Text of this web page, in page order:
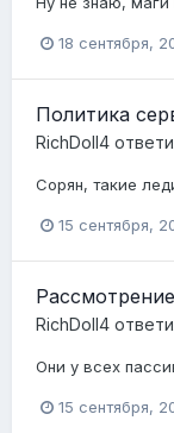
18 сентября,
Политика
RichDoll4
Сорян, такие
15 сентября,
RichDoll4
Они у всех
15 сентября,